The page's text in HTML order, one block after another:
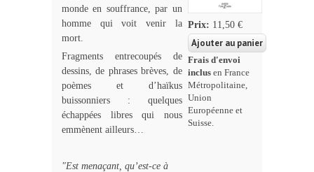
monde en souffrance, par un
homme qui voit venir la
mort.
Fragments entrecoupés de
dessins, de phrases brèves, de
poèmes et d’haïkus
buissonniers : quelques
échappées libres qui nous
emmènent ailleurs…
"Est menaçant, qu’est-ce à
Prix: 11,50 €
Frais d'envoi
inclus en France
Métropolitaine,
Union
Européenne et
Suisse.